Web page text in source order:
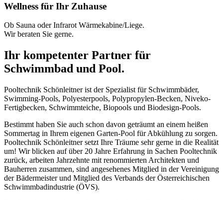
Wellness für Ihr Zuhause
Ob Sauna oder Infrarot Wärmekabine/Liege.
Wir beraten Sie gerne.
Ihr kompetenter Partner für
Schwimmbad und Pool.
Pooltechnik Schönleitner ist der Spezialist für Schwimmbäder,
Swimming-Pools, Polyesterpools, Polypropylen-Becken, Niveko-
Fertigbecken, Schwimmteiche, Biopools und Biodesign-Pools.
Bestimmt haben Sie auch schon davon geträumt an einem heißen
Sommertag in Ihrem eigenen Garten-Pool für Abkühlung zu sorgen.
Pooltechnik Schönleitner setzt Ihre Träume sehr gerne in die Realität
um! Wir blicken auf über 20 Jahre Erfahrung in Sachen Pooltechnik
zurück, arbeiten Jahrzehnte mit renommierten Architekten und
Bauherren zusammen, sind angesehenes Mitglied in der Vereinigung
der Bädermeister und Mitglied des Verbands der Österreichischen
Schwimmbadindustrie (ÖVS).